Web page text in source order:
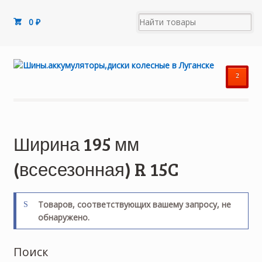
0₽
²
Ширина 195 мм
(всесезонная) R 15C
Товаров, соответствующих вашему запросу, не
обнаружено.
Поиск